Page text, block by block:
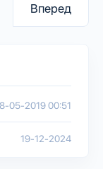
Вперед
05-2019 00:51
19-12-2024